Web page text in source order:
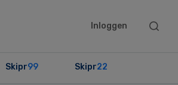
Inloggen
Search
Skipr99 Skipr22